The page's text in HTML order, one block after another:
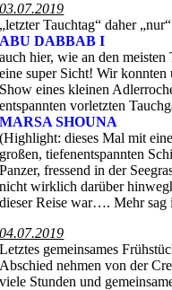
03.07.2019
„letzter Tauchtag“ daher
ABU DABBAB I
auch hier, wie an den
eine super Sicht! Wir konnten
Show eines kleinen
entspannten vorletzten
MARSA SHOUNA
(Highlight: dieses Mal mit
großen, tiefenentspannten
Panzer, fressend in der
nicht wirklich darüber
dieser Reise war…. Mehr sag
04.07.2019
Letztes gemeinsames
Abschied nehmen von der
viele Stunden und